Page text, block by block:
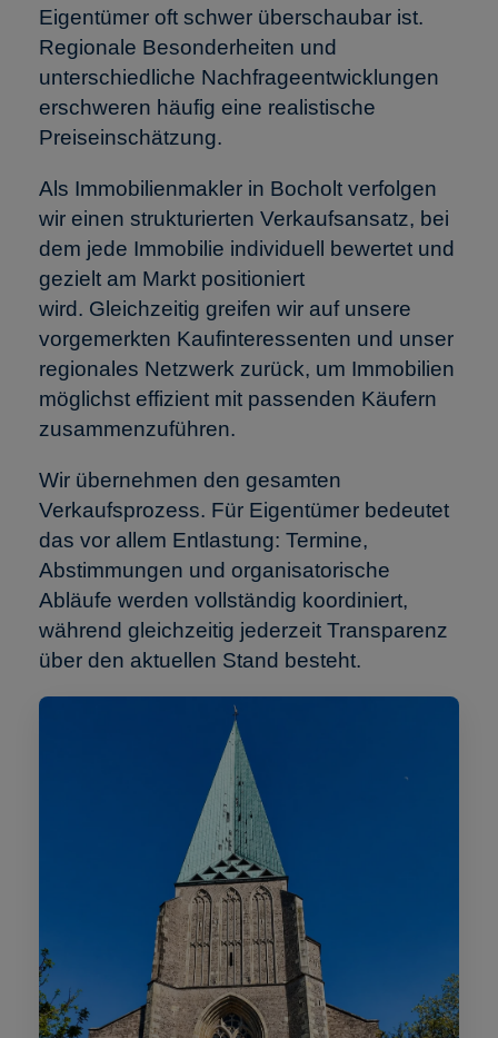
Eigentümer oft schwer überschaubar ist.
Regionale Besonderheiten und
unterschiedliche Nachfrageentwicklungen
erschweren häufig eine realistische
Preiseinschätzung.
Als Immobilienmakler in Bocholt verfolgen
wir einen strukturierten Verkaufsansatz, bei
dem jede Immobilie individuell bewertet und
gezielt am Markt positioniert
wird. Gleichzeitig greifen wir auf unsere
vorgemerkten Kaufinteressenten und unser
regionales Netzwerk zurück, um Immobilien
möglichst effizient mit passenden Käufern
zusammenzuführen.
Wir übernehmen den gesamten
Verkaufsprozess. Für Eigentümer bedeutet
das vor allem Entlastung: Termine,
Abstimmungen und organisatorische
Abläufe werden vollständig koordiniert,
während gleichzeitig jederzeit Transparenz
über den aktuellen Stand besteht.